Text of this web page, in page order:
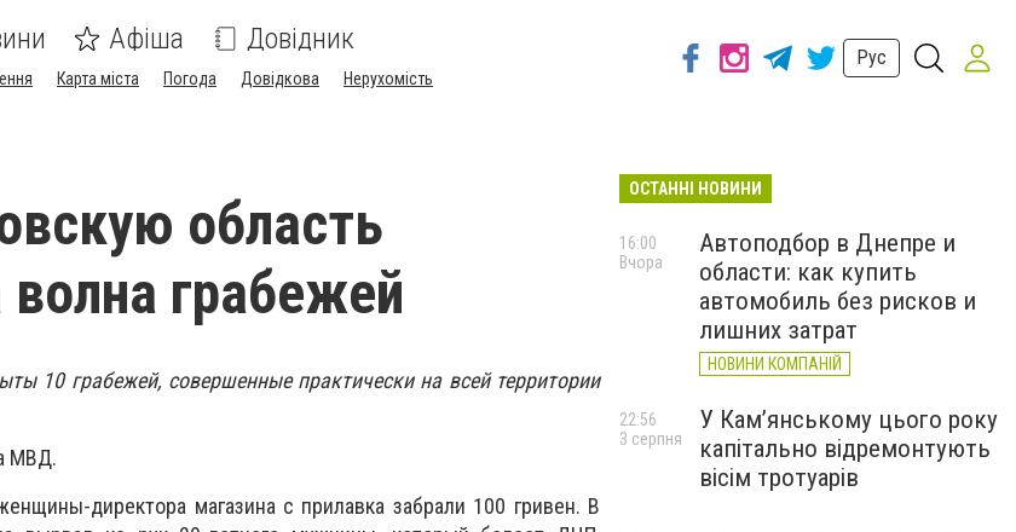
Афіша Довідник
Карта міста Погода Довідкова Нерухомість
Рус
область
волна грабежей
10 грабежей, совершенные практически на всей территории
МВД.
директора магазина с прилавка забрали 100 гривен. В
ОСТАННІ НОВИНИ
Автоподбор в Днепре и
области: как купить
автомобиль без рисков и
лишних затрат
НОВИНИ КОМПАНІЙ
16:00
Вчора
У Кам’янському цього року
капітально відремонтують
вісім тротуарів
22:56
3 серпня